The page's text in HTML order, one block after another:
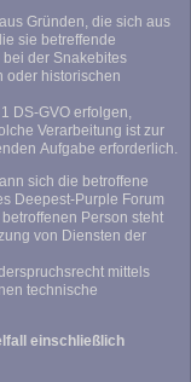
Gründen, die sich aus
sie betreffende
der Snakebites
oder historischen
DS-GVO erfolgen,
Verarbeitung ist zur
Aufgabe erforderlich.
sich die betroffene
Deepest-Purple Forum
Person steht
von Diensten der
mittels
technische